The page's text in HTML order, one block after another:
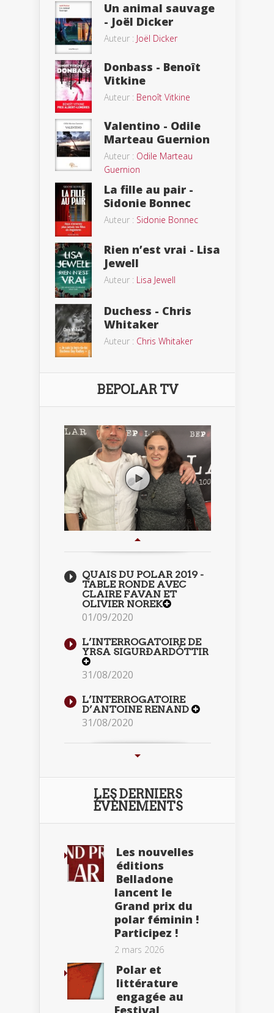
Un animal sauvage
- Joël Dicker
Auteur : Joël Dicker
Donbass - Benoît
Vitkine
Auteur : Benoît Vitkine
Valentino - Odile
Marteau Guernion
Auteur : Odile Marteau
Guernion
La fille au pair -
Sidonie Bonnec
Auteur : Sidonie Bonnec
Rien n’est vrai - Lisa
Jewell
Auteur : Lisa Jewell
Duchess - Chris
Whitaker
Auteur : Chris Whitaker
BEPOLAR TV
QUAIS DU POLAR 2019 -
TABLE RONDE AVEC
CLAIRE FAVAN ET
OLIVIER NOREK
01/09/2020
L’INTERROGATOIRE DE
YRSA SIGURÐARDÓTTIR
31/08/2020
L’INTERROGATOIRE
D’ANTOINE RENAND
31/08/2020
LES DERNIERS
ÉVÈNEMENTS
Les nouvelles
éditions
Belladone
lancent le
Grand prix du
polar féminin !
Participez !
2 mars 2026
Polar et
littérature
engagée au